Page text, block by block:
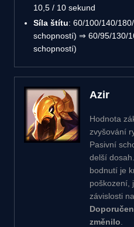
10,5 / 10 sekund
Síla štítu: 60/100/140/
schopností) ⇒ 60/95/130/
schopností)
Azir
Hodnota
zvyšování
Pasivní
delší
bodnutí je
poškození,
závislosti
změnilo